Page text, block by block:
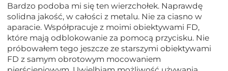
Bardzo podoba mi się ten wierzchołek. Naprawdę
solidna jakość, w całości z metalu. Nie za ciasno w
aparacie. Współpracuje z moimi obiektywami FD,
które mają odblokowanie za pomocą przycisku. Nie
próbowałem tego jeszcze ze starszymi obiektywami
FD z samym obrotowym mocowaniem